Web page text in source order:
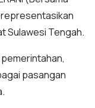
Sulawesi Tengah.
pasangan